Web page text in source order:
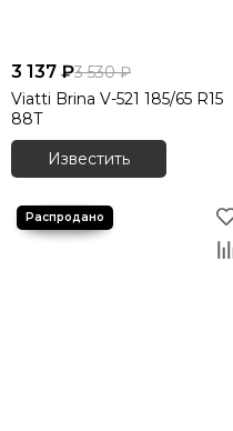
3 137 ₽3 530 ₽
Viatti Brina V-521 185/65 R15
88T
Известить